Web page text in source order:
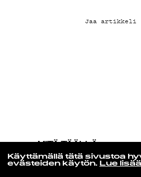
Käyttämällä tätä sivustoa
evästeiden käytön. Lue
MITÄ TÄÄLLÄ
Sven Wunder
Easy Going
Jaa artikkeli